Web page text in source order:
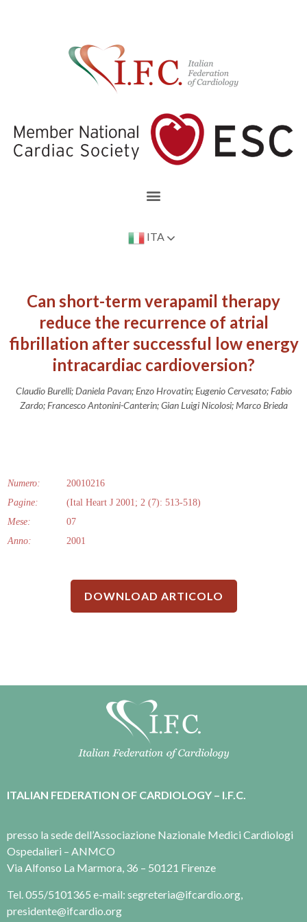
ITA
Can short-term verapamil therapy
reduce the recurrence of atrial
fibrillation after successful low energy
intracardiac cardioversion?
Claudio Burelli; Daniela Pavan; Enzo Hrovatin; Eugenio Cervesato; Fabio
Zardo; Francesco Antonini-Canterin; Gian Luigi Nicolosi; Marco Brieda
Numero:
20010216
Pagine:
(Ital Heart J 2001; 2 (7): 513-518)
Mese:
07
Anno:
2001
DOWNLOAD ARTICOLO
ITALIAN FEDERATION OF CARDIOLOGY – I.F.C.
presso la sede dell’Associazione Nazionale Medici Cardiologi
Ospedalieri – ANMCO
Via Alfonso La Marmora, 36 – 50121 Firenze
Tel. 055/5101365 e-mail: segreteria@ifcardio.org,
presidente@ifcardio.org